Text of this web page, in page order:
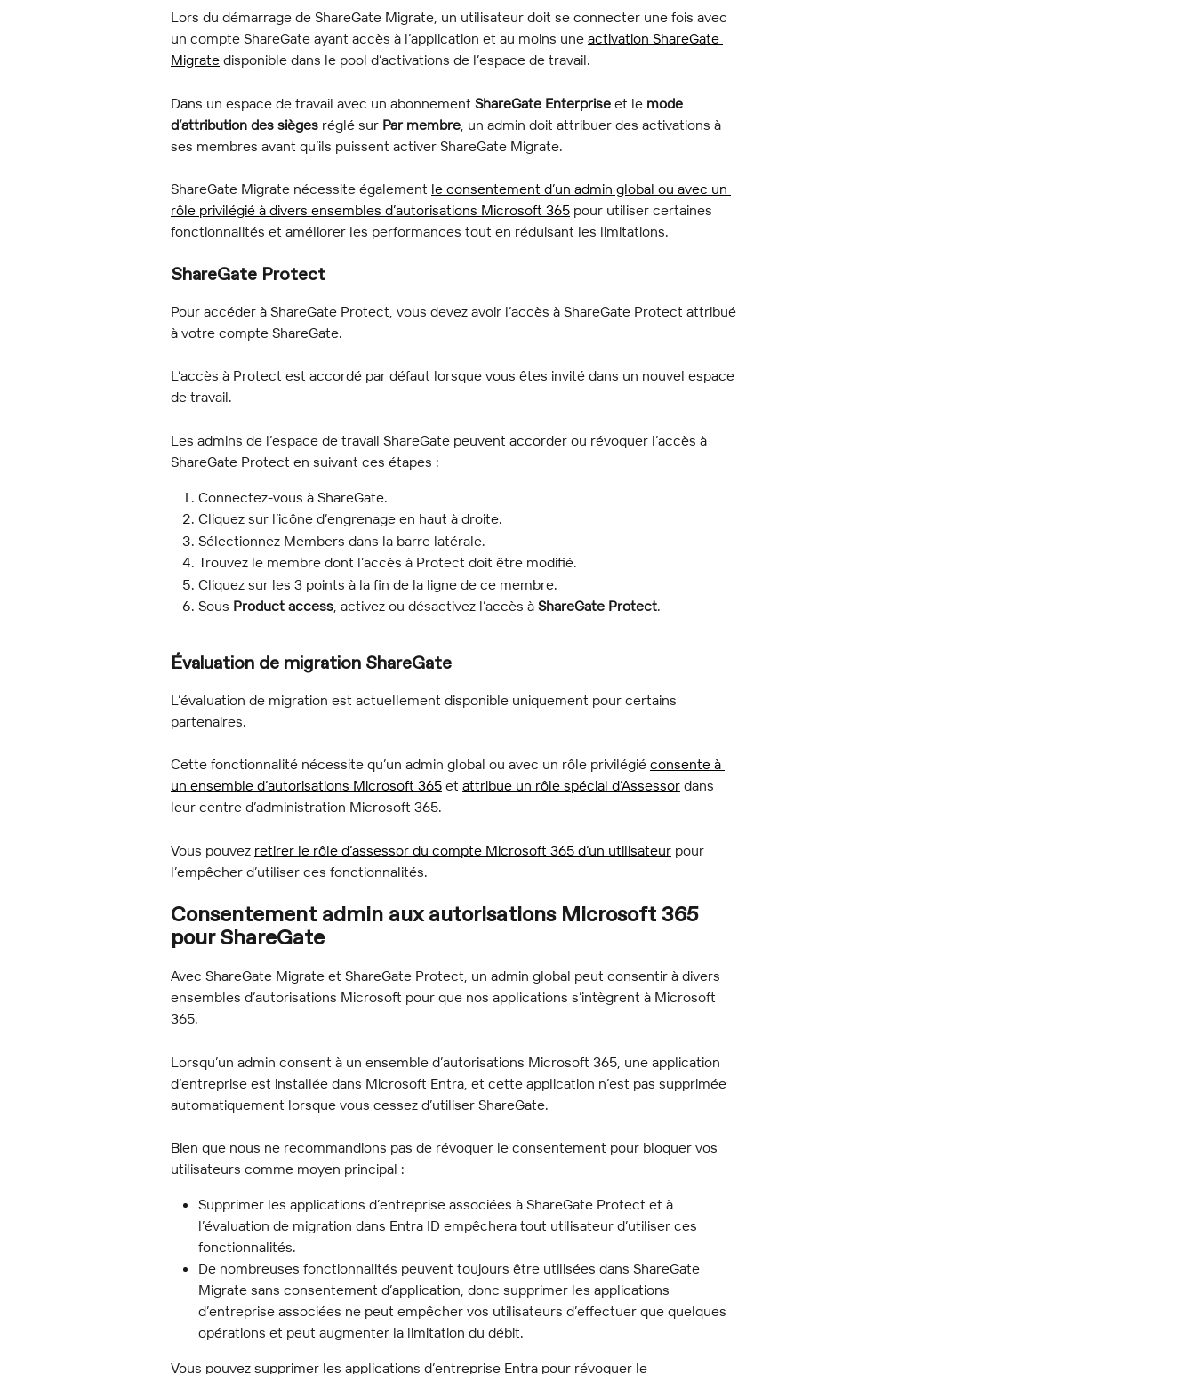
Lors du démarrage de ShareGate Migrate, un utilisateur doit se connecter une fois avec
un compte ShareGate ayant accès à l’application et au moins une activation ShareGate
Migrate disponible dans le pool d’activations de l’espace de travail.
Dans un espace de travail avec un abonnement ShareGate Enterprise et le mode
d’attribution des sièges réglé sur Par membre , un admin doit attribuer des activations à
ses membres avant qu’ils puissent activer ShareGate Migrate.
ShareGate Migrate nécessite également le consentement d’un admin global ou avec un
rôle privilégié à divers ensembles d’autorisations Microsoft 365 pour utiliser certaines
fonctionnalités et améliorer les performances tout en réduisant les limitations.
ShareGate Protect
Pour accéder à ShareGate Protect, vous devez avoir l’accès à ShareGate Protect attribué
à votre compte ShareGate.
L’accès à Protect est accordé par défaut lorsque vous êtes invité dans un nouvel espace
de travail.
Les admins de l’espace de travail ShareGate peuvent accorder ou révoquer l’accès à
ShareGate Protect en suivant ces étapes :
Connectez-vous à ShareGate.
Cliquez sur l’icône d’engrenage en haut à droite.
Sélectionnez Members dans la barre latérale.
Trouvez le membre dont l’accès à Protect doit être modifié.
Cliquez sur les 3 points à la fin de la ligne de ce membre.
Sous Product access, activez ou désactivez l’accès à ShareGate Protect.
Évaluation de migration ShareGate
L’évaluation de migration est actuellement disponible uniquement pour certains
partenaires.
Cette fonctionnalité nécessite qu’un admin global ou avec un rôle privilégié consente à
un ensemble d’autorisations Microsoft 365 et attribue un rôle spécial d’Assessor dans
leur centre d’administration Microsoft 365.
Vous pouvez retirer le rôle d’assessor du compte Microsoft 365 d’un utilisateur pour
l’empêcher d’utiliser ces fonctionnalités.
Consentement admin aux autorisations Microsoft 365
pour ShareGate
Avec ShareGate Migrate et ShareGate Protect, un admin global peut consentir à divers
ensembles d’autorisations Microsoft pour que nos applications s’intègrent à Microsoft
365.
Lorsqu’un admin consent à un ensemble d’autorisations Microsoft 365, une application
d’entreprise est installée dans Microsoft Entra, et cette application n’est pas supprimée
automatiquement lorsque vous cessez d’utiliser ShareGate.
Bien que nous ne recommandions pas de révoquer le consentement pour bloquer vos
utilisateurs comme moyen principal :
Supprimer les applications d’entreprise associées à ShareGate Protect et à
l’évaluation de migration dans Entra ID empêchera tout utilisateur d’utiliser ces
fonctionnalités.
De nombreuses fonctionnalités peuvent toujours être utilisées dans ShareGate
Migrate sans consentement d’application, donc supprimer les applications
d’entreprise associées ne peut empêcher vos utilisateurs d’effectuer que quelques
opérations et peut augmenter la limitation du débit.
Vous pouvez supprimer les applications d’entreprise Entra pour révoquer le